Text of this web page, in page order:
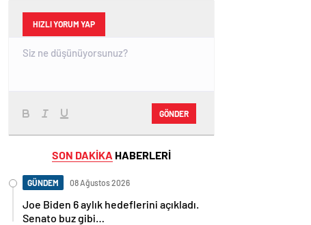
HIZLI YORUM YAP
GÖNDER
SON DAKİKA HABERLERİ
GÜNDEM 08 Ağustos 2026
Joe Biden 6 aylık hedeflerini açıkladı.
Senato buz gibi…